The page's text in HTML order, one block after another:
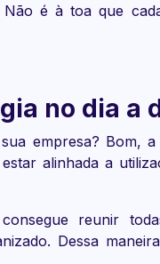
é à toa que
no dia a
empresa? Bom,
alinhada a
reunir
Dessa